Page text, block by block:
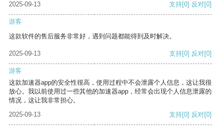
2025-09-13
支持[0] 反对[0]
游客
这款软件的售后服务非常好，遇到问题都能得到及时解决。
2025-09-13 支持[0] 反对[0]
游客
这款加速器app的安全性很高，使用过程中不会泄露个人信息，这让我很
放心。我以前使用过一些其他的加速器app，经常会出现个人信息泄露的
情况，这让我非常担心。
2025-09-13
支持[0] 反对[0]